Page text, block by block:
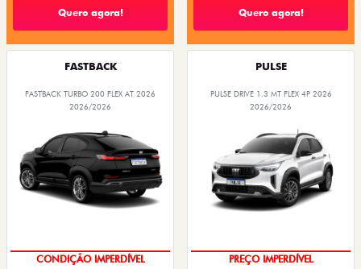
Quero agora! Quero agora!
FASTBACK
FASTBACK TURBO 200 FLEX AT 2026
2026/2026
CONDIÇÃO IMPERDÍVEL
PULSE
PULSE DRIVE 1.3 MT FLEX 4P 2026
2026/2026
PREÇO IMPERDÍVEL